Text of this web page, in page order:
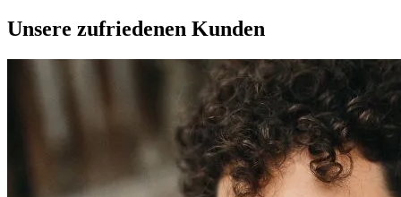
Unsere zufriedenen Kunden